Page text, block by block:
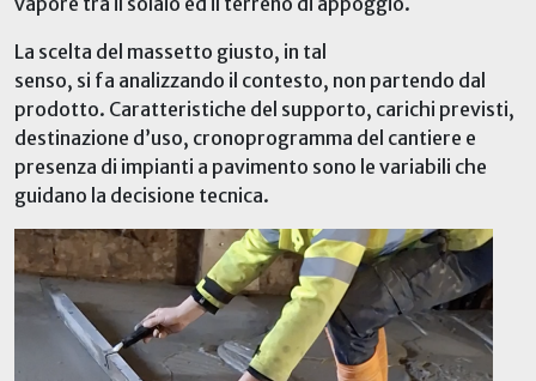
La scelta del massetto giusto, in tal
senso, si fa analizzando il contesto, non partendo dal
prodotto. Caratteristiche del supporto, carichi previsti,
destinazione d’uso, cronoprogramma del cantiere e
presenza di impianti a pavimento sono le variabili che
guidano la decisione tecnica.